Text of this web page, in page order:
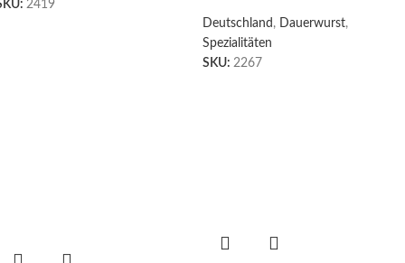
2419
Deutschland , Dauerwurst,
Spezialitäten
SKU: 2267